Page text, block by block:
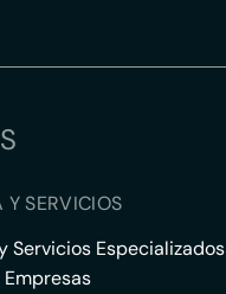
Y SERVICIOS
Servicios Especializados